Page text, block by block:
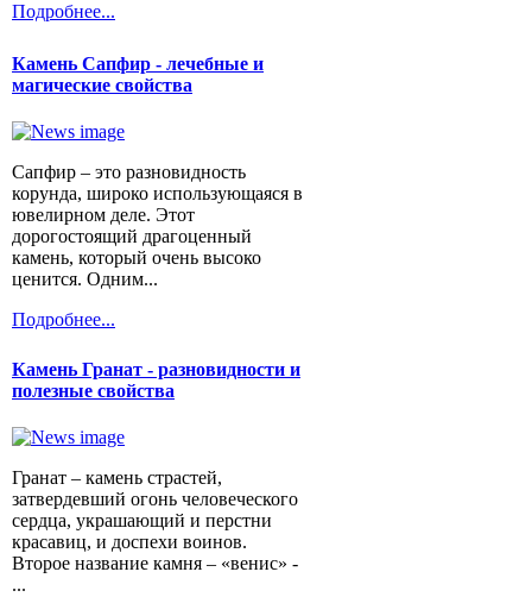
Подробнее...
Камень Сапфир - лечебные и
магические свойства
Сапфир – это разновидность
корунда, широко использующаяся в
ювелирном деле. Этот
дорогостоящий драгоценный
камень, который очень высоко
ценится. Одним...
Подробнее...
Камень Гранат - разновидности и
полезные свойства
Гранат – камень страстей,
затвердевший огонь человеческого
сердца, украшающий и перстни
красавиц, и доспехи воинов.
Второе название камня – «венис» -
...